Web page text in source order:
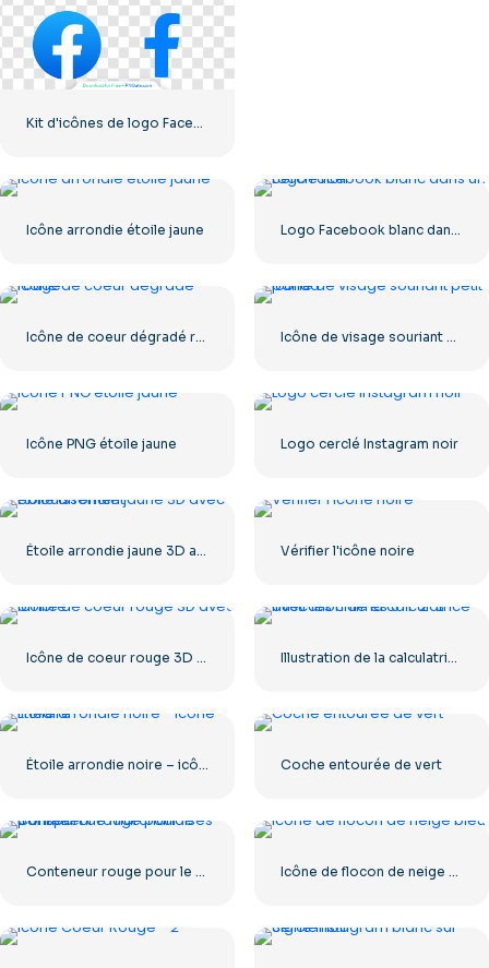
Icône arrondie étoile jaune
Icône PNG étoile jaune Logo cerclé Instagram noir
Vérifier l'icône noire
Coche entourée de vert